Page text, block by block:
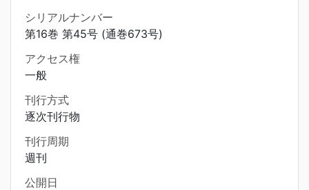
シリアルナンバー
第16巻 第45号 (通巻673号)
アクセス権
一般
刊行方式
逐次刊行物
刊行周期
週刊
公開日